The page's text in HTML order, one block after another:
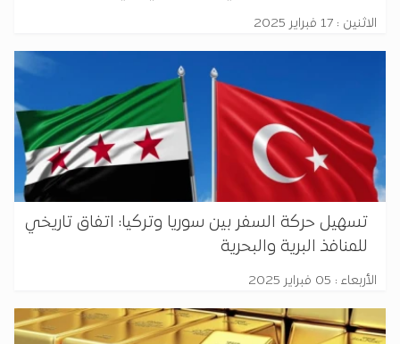
الاثنين : 17 فبراير 2025
تسهيل حركة السفر بين سوريا وتركيا: اتفاق تاريخي
للمنافذ البرية والبحرية
الأربعاء : 05 فبراير 2025